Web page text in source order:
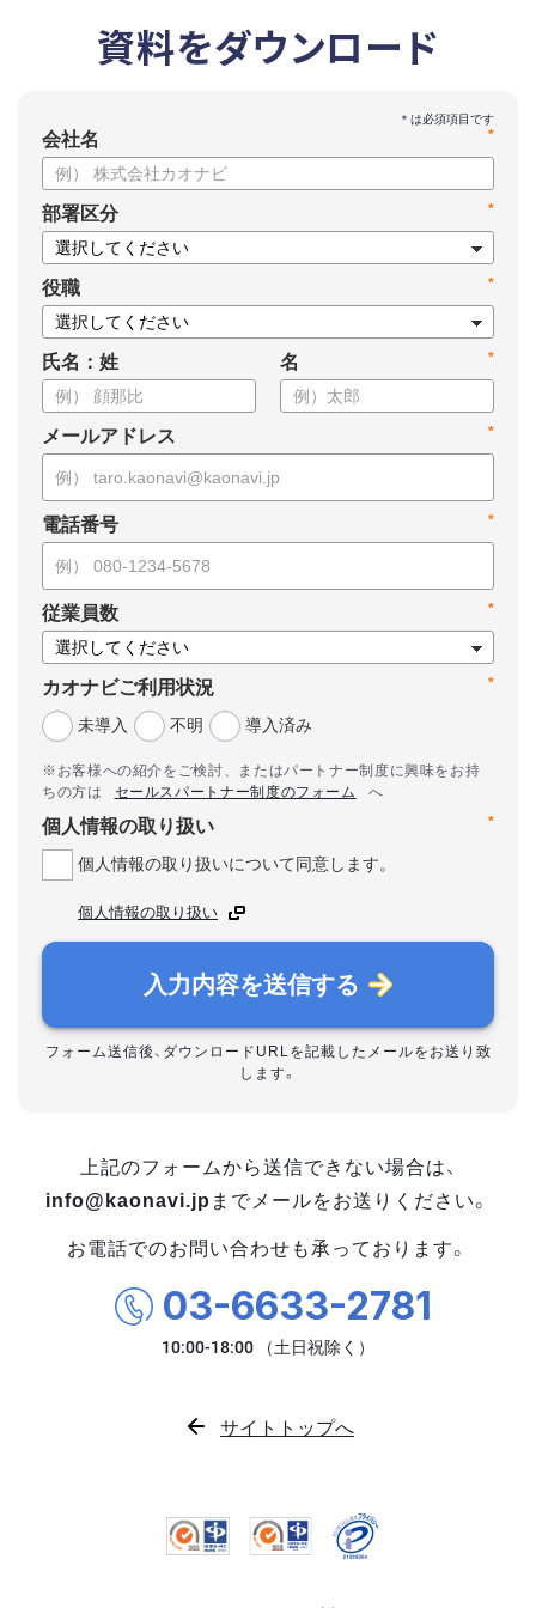
資料をダウンロード
*
会社名
*
部署区分
*
役職
氏名：姓 *
名
*
メールアドレス
*
電話番号
*
従業員数
*
カオナビご利用状況
未導入
不明 導入済み
※お客様への紹介をご検討、またはパートナー制度に興味をお持
ちの方は
セールスパートナー制度のフォーム
へ
*
個人情報の取り扱い
個人情報の取り扱いについて同意します。
個人情報の取り扱い
入力内容を送信する
フォーム送信後、ダウンロードURLを記載したメールをお送り致
します。
上記のフォームから送信できない場合は、
info@kaonavi.jp までメールをお送りください。
お電話でのお問い合わせも承っております。
03-6633-2781
サイトトップへ